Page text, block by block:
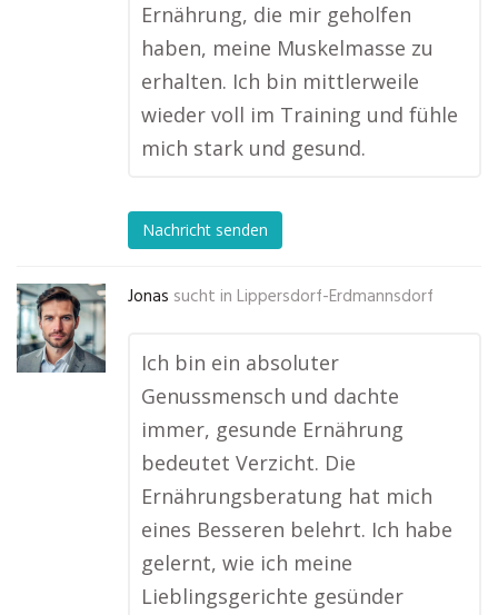
Ernährung, die mir geholfen
haben, meine Muskelmasse zu
erhalten. Ich bin mittlerweile
wieder voll im Training und fühle
mich stark und gesund.
Nachricht senden
Jonas sucht in Lippersdorf-Erdmannsdorf
Ich bin ein absoluter
Genussmensch und dachte
immer, gesunde Ernährung
bedeutet Verzicht. Die
Ernährungsberatung hat mich
eines Besseren belehrt. Ich habe
gelernt, wie ich meine
Lieblingsgerichte gesünder